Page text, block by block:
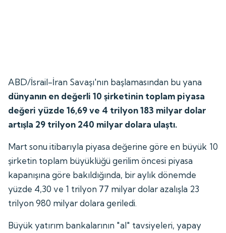
ABD/İsrail-İran Savaşı'nın başlamasından bu yana
dünyanın en değerli 10 şirketinin toplam piyasa
değeri yüzde 16,69 ve 4 trilyon 183 milyar dolar
artışla 29 trilyon 240 milyar dolara ulaştı.
Mart sonu itibarıyla piyasa değerine göre en büyük 10
şirketin toplam büyüklüğü gerilim öncesi piyasa
kapanışına göre bakıldığında, bir aylık dönemde
yüzde 4,30 ve 1 trilyon 77 milyar dolar azalışla 23
trilyon 980 milyar dolara geriledi.
Büyük yatırım bankalarının "al" tavsiyeleri, yapay